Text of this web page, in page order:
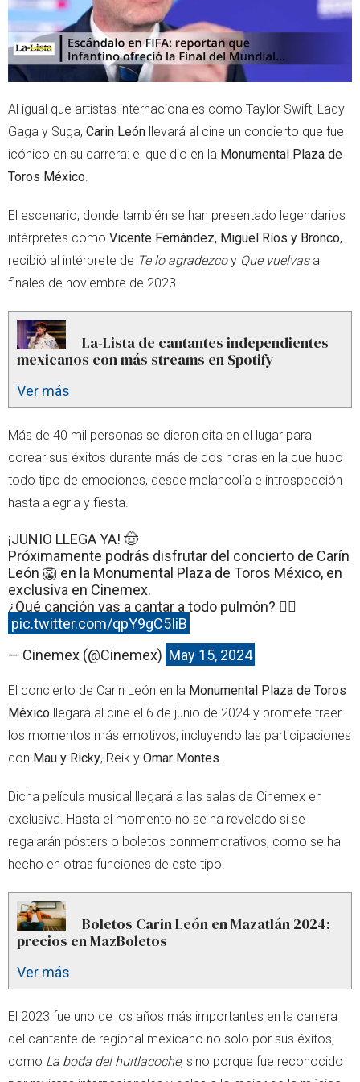
Al igual que artistas internacionales como Taylor Swift, Lady
Gaga y Suga, Carin León llevará al cine un concierto que fue
icónico en su carrera: el que dio en la Monumental Plaza de
Toros México
El escenario, donde también se han presentado legendarios
intérpretes como Vicente Fernández, Miguel Ríos y Bronco,
recibió al intérprete de Te lo agradezcoy Que vuelvasa
finales de noviembre de 2023.
La-Lista de cantantes independientes
mexicanos con más streams en Spotify
Ver más
Más de 40 mil personas se dieron cita en el lugar para
corear sus éxitos durante más de dos horas en la que hubo
todo tipo de emociones, desde melancolía e introspección
hasta alegría y fiesta.
¡JUNIO LLEGA YA! 🤠
Próximamente podrás disfrutar del concierto de Carín
León 🦁 en la Monumental Plaza de Toros México, en
exclusiva en Cinemex.
¿Qué canción vas a cantar a todo pulmón? 😮‍💨
pic.twitter.com/qpY9gC5IiB
— Cinemex (@Cinemex) May 15, 2024
El concierto de Carin León en la Monumental Plaza de Toros
México llegará al cine el 6 de junio de 2024 y promete traer
los momentos más emotivos, incluyendo las participaciones
con Mau y Ricky, Reik y Omar Montes
Dicha película musical llegará a las salas de Cinemex en
exclusiva. Hasta el momento no se ha revelado si se
regalarán pósters o boletos conmemorativos, como se ha
hecho en otras funciones de este tipo.
Boletos Carin León en Mazatlán 2024:
precios en MazBoletos
Ver más
El 2023 fue uno de los años más importantes en la carrera
del cantante de regional mexicano no solo por sus éxitos,
como La boda del huitlacoche, sino porque fue reconocido